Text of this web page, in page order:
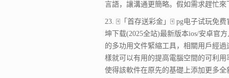
言語，讓溝通更簡略。假如需求趕忙
23. 🀄「首存送彩金」🀄 pg电子试玩免
坤下载(2025全站)最新版本ios/安卓官
的多功用文件緊縮工具，相關用戶經
樣就可以有用的提高電腦空間的可利
使得該軟件在原先的基礎上添加更多